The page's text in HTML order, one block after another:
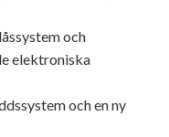
och
elektroniska
och en ny